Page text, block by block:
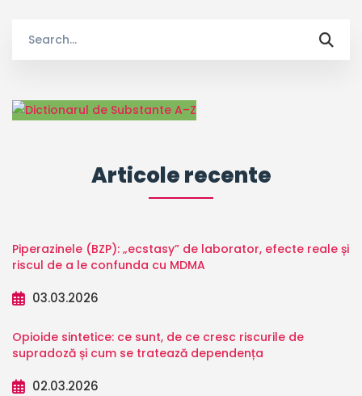
for:
Articole recente
Piperazinele (BZP): „ecstasy” de laborator, efecte reale și
riscul de a le confunda cu MDMA
03.03.2026
Opioide sintetice: ce sunt, de ce cresc riscurile de
supradoză și cum se tratează dependența
02.03.2026